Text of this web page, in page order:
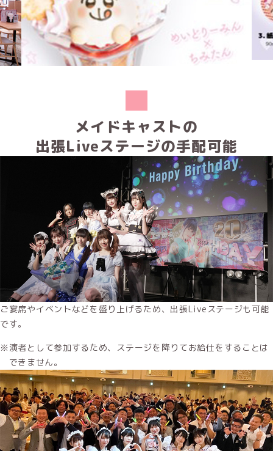
メイドキャストの
出張Liveステージの手配可能
ご宴席やイベントなどを盛り上げるため、出張Liveステージも可能
です。
演者として参加するため、ステージを降りてお給仕をすることは
できません。